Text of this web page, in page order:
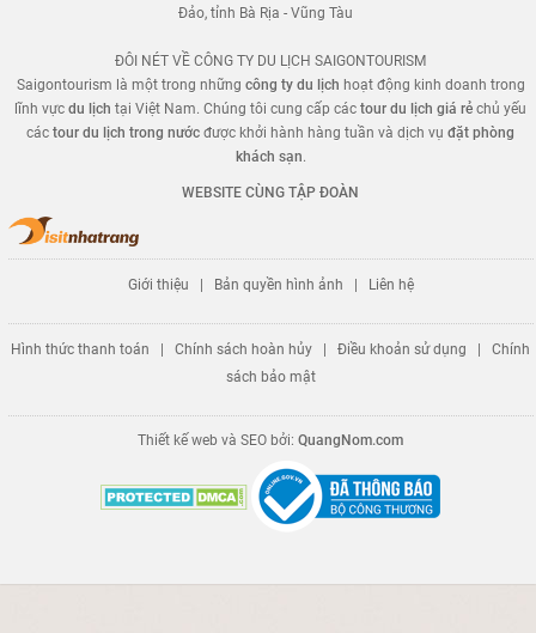
Đảo, tỉnh Bà Rịa - Vũng Tàu
ĐÔI NÉT VỀ CÔNG TY DU LỊCH SAIGONTOURISM
Saigontourism là một trong những công ty du lịch hoạt động kinh doanh trong
lĩnh vựcdu lịch tại Việt Nam. Chúng tôi cung cấp cáctour du lịch giá rẻ chủ yếu
cáctour du lịch trong nước được khởi hành hàng tuần và dịch vụđặt phòng
khách sạn.
WEBSITE CÙNG TẬP ĐOÀN
Giới thiệu Bản quyền hình ảnh Liên hệ
Hình thức thanh toán |Chính sách hoàn hủy |Điều khoản sử dụng |Chính
sách bảo mật
Thiết kế web và SEO bởi:QuangNom.com